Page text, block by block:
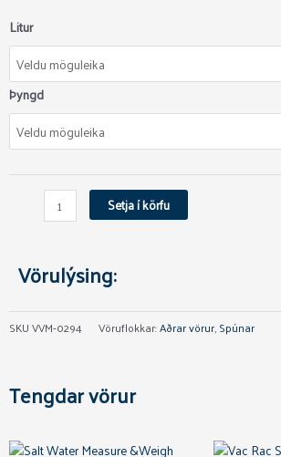
Litur
Þyngd
Blue
Fox
Vibrax
Original
quantity
Setja í körfu
Vörulýsing:
SKUVVM-0294 Vöruflokkar:Aðrar vörur,Spúnar
Tengdar vörur